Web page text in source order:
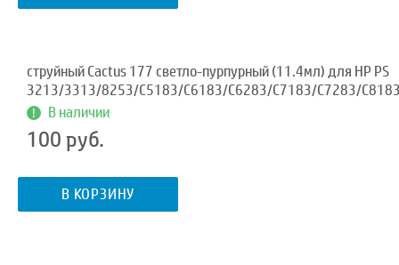
струйный Cactus 177 светло-пурпурный (11.4мл) для HP PS
3213/3313/8253/C5183/C6183/C6283/C7183/C7283/
В наличии
100 руб.
В КОРЗИНУ